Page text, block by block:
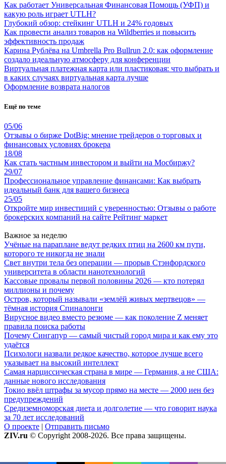
Как работает Универсальная Финансовая Помощь (УФП) и
какую роль играет UTLH?
Глубокий обзор: стейкинг UTLH и 24% годовых
Как провести анализ товаров на Wildberries и повысить
эффективность продаж
Карина Рублёва на Umbrella Pro Bullrun 2.0: как оформление
создало идеальную атмосферу для конференции
Виртуальная платежная карта или пластиковая: что выбрать и
в каких случаях виртуальная карта лучше
Оформление возврата налогов
Ещё по теме
05/06
Отзывы о бирже DotBig: мнение трейдеров о торговых и
финансовых условиях брокера
18/08
Как стать частным инвестором и выйти на Мосбиржу?
29/07
Профессиональное управление финансами: Как выбрать
идеальный банк для вашего бизнеса
25/05
Откройте мир инвестиций с уверенностью: Отзывы о работе
брокерских компаний на сайте Рейтинг маркет
Важное за неделю
Учёные на параплане ведут редких птиц на 2600 км пути,
которого те никогда не знали
Свет внутри тела без операции — прорыв Стэнфордского
университета в области нанотехнологий
Кассовые провалы первой половины 2026 — кто потерял
миллионы и почему
Остров, который называли «землёй живых мертвецов» —
тёмная история Спиналонги
Вирусное видео вместо резюме — как поколение Z меняет
правила поиска работы
Почему Сингапур — самый чистый город мира и как ему это
удаётся
Психологи назвали редкое качество, которое лучше всего
указывает на высокий интеллект
Самая нарциссическая страна в мире — Германия, а не США:
данные нового исследования
Токио ввёл штрафы за мусор прямо на месте — 2000 иен без
предупреждений
Средиземноморская диета и долголетие — что говорит наука
за 70 лет исследований
О проекте
Отправить письмо
ZIV.ru © Copyright 2008-2026. Все права защищены.